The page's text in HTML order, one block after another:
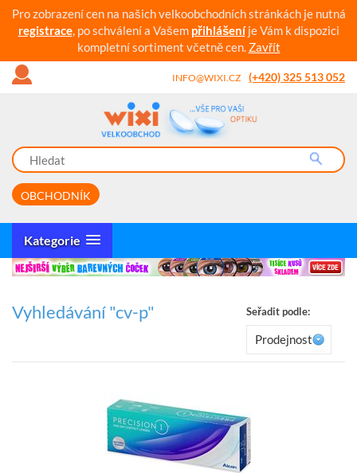
Pro zobrazení cen na našich velkoobchodních stránkách je nutná
registrace, po schválení a Vašem přihlášeníje Vám k dispozici
kompletní sortiment včetně cen. Zavřít
INFO@WIXI.CZ (+420) 325 513 052
OBCHODNÍK
Kategorie
Vyhledávání "cv-p" Seřadit podle:
Prodejnost